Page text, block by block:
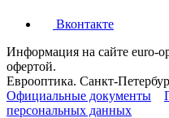
Вконтакте
Информация на сайте euro-
офертой.
Еврооптика. Санкт-
Официальные документы
персональных данных